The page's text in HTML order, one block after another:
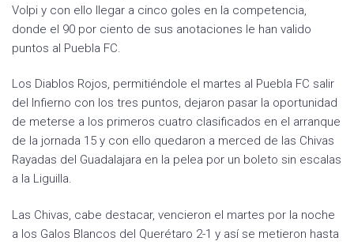
Volpi y con ello llegar a cinco goles en la competencia,
donde el 90 por ciento de sus anotaciones le han valido
puntos al Puebla FC.
Los Diablos Rojos, permitiéndole el martes al Puebla FC salir
del Infierno con los tres puntos, dejaron pasar la oportunidad
de meterse a los primeros cuatro clasificados en el arranque
de la jornada 15 y con ello quedaron a merced de las Chivas
Rayadas del Guadalajara en la pelea por un boleto sin escalas
a la Liguilla.
Las Chivas, cabe destacar, vencieron el martes por la noche
a los Galos Blancos del Querétaro 2-1 y así se metieron hasta